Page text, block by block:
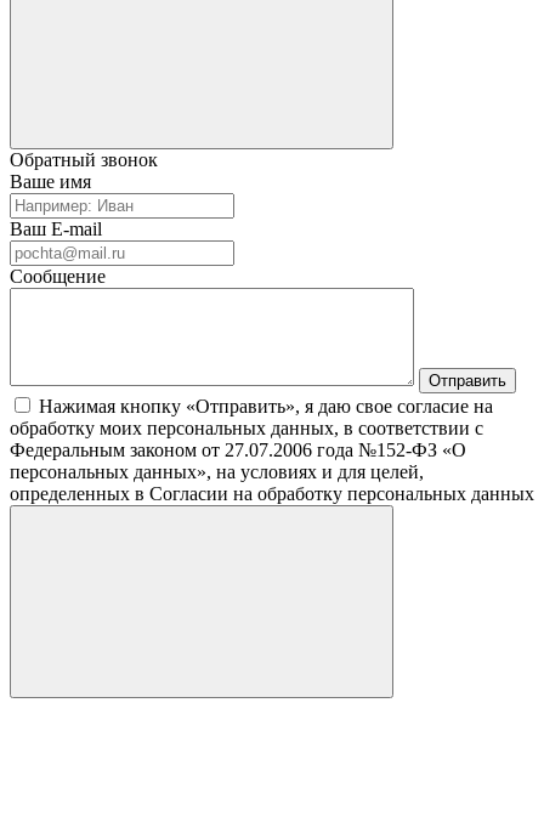
Обратный звонок
Ваше имя
Ваш E-mail
Сообщение
Нажимая кнопку «Отправить», я даю свое согласие на
обработку моих персональных данных, в соответствии с
Федеральным законом от 27.07.2006 года №152-ФЗ «О
персональных данных», на условиях и для целей,
определенных в Согласии на обработку персональных данных